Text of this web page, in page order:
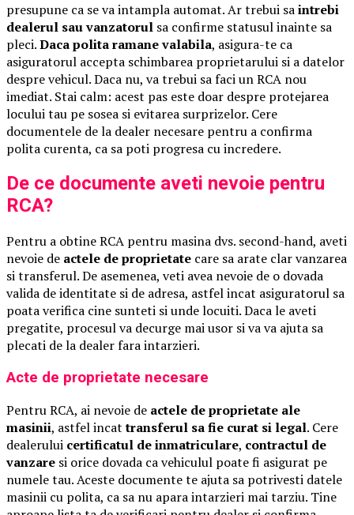
presupune ca se va intampla automat. Ar trebui saintrebi
dealerul sau vanzatorul sa confirme statusul inainte sa
pleci.Daca polita ramane valabila, asigura-te ca
asiguratorul accepta schimbarea proprietarului si a datelor
despre vehicul. Daca nu, va trebui sa faci un RCA nou
imediat. Stai calm: acest pas este doar despre protejarea
locului tau pe sosea si evitarea surprizelor. Cere
documentele de la dealer necesare pentru a confirma
polita curenta, ca sa poti progresa cu incredere.
De ce documente aveti nevoie pentru
RCA?
Pentru a obtine RCA pentru masina dvs. second-hand, aveti
nevoie de actele de proprietate care sa arate clar vanzarea
si transferul. De asemenea, veti avea nevoie de o dovada
valida de identitate si de adresa, astfel incat asiguratorul sa
poata verifica cine sunteti si unde locuiti. Daca le aveti
pregatite, procesul va decurge mai usor si va va ajuta sa
plecati de la dealer fara intarzieri.
Acte de proprietate necesare
Pentru RCA, ai nevoie de actele de proprietate ale
masinii, astfel incattransferul sa fie curat si legal. Cere
dealerului certificatul de inmatriculare, contractul de
vanzare si orice dovada ca vehiculul poate fi asigurat pe
numele tau. Aceste documente te ajuta sa potrivesti datele
masinii cu polita, ca sa nu apara intarzieri mai tarziu. Tine